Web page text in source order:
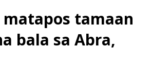
tamaan
bala sa Abra,